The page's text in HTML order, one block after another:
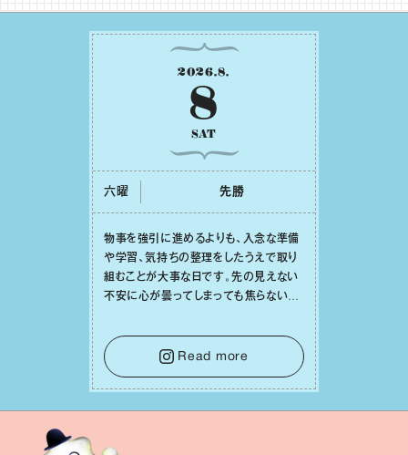
2026.8.
8
SAT
六曜 先勝
物事を強引に進めるよりも、⼊念な準備
や学習、気持ちの整理をしたうえで取り
組むことが⼤事な⽇です。先の⾒えない
不安に⼼が曇ってしまっても焦らない
⾝や疲れていそうな⼈をいたわることに
時間を使いましょう。ここでしっかりとエ
ネルギーを蓄え、困難を乗り越える⼒に
変えましょう。
Read more